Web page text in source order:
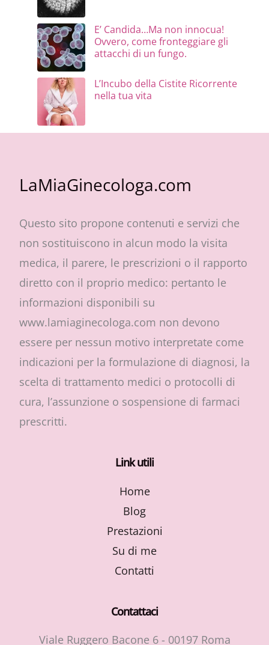
E’ Candida…Ma non innocua!
Ovvero, come fronteggiare gli
attacchi di un fungo.
L’Incubo della Cistite Ricorrente
nella tua vita
LaMiaGinecologa.com
Questo sito propone contenuti e servizi che
non sostituiscono in alcun modo la visita
medica, il parere, le prescrizioni o il rapporto
diretto con il proprio medico: pertanto le
informazioni disponibili su
www.lamiaginecologa.com non devono
essere per nessun motivo interpretate come
indicazioni per la formulazione di diagnosi, la
scelta di trattamento medici o protocolli di
cura, l’assunzione o sospensione di farmaci
prescritti.
Link utili
Home
Blog
Prestazioni
Su di me
Contatti
Contattaci
Viale Ruggero Bacone 6 - 00197 Roma